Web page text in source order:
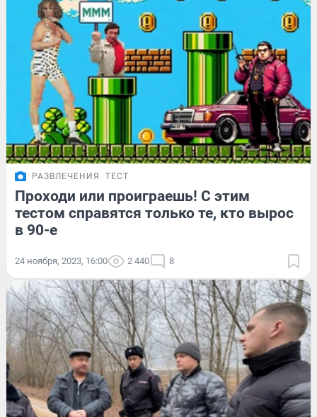
РАЗВЛЕЧЕНИЯ ТЕСТ
Проходи или проиграешь! С этим
тестом справятся только те, кто вырос
в 90-е
24 ноября, 2023, 16:00 2 440 8